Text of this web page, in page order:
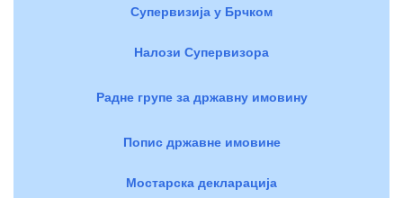
Супервизија у Брчком
Налози Супервизора
Радне групе за државну имовину
Попис државне имовине
Мостарска декларација